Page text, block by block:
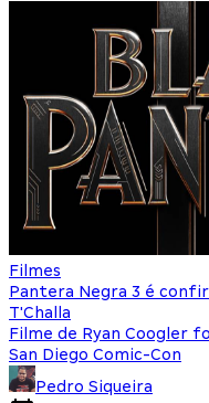
Filmes
Pantera Negra 3 é
T'Challa
Filme de Ryan Coogler
San Diego Comic-Con
Pedro Siqueira